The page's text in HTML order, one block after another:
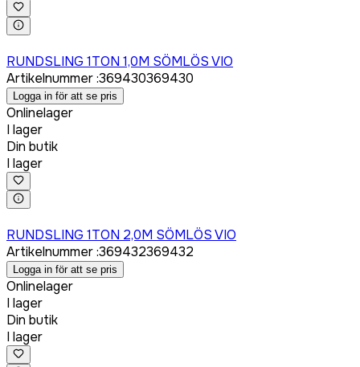
RUNDSLING 1TON 1,0M SÖMLÖS VIO
Artikelnummer:369430369430
Logga in för att se pris
Onlinelager
I lager
Din butik
I lager
RUNDSLING 1TON 2,0M SÖMLÖS VIO
Artikelnummer:369432369432
Logga in för att se pris
Onlinelager
I lager
Din butik
I lager